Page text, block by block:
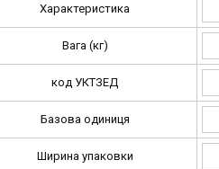
Характеристика
Вага (кг)
код УКТЗЕД
Базова одиниця
Ширина упаковки